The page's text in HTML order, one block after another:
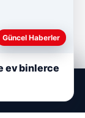
Güncel Haberler
ev binlerce